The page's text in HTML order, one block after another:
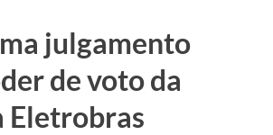
julgamento
de voto da
Eletrobras